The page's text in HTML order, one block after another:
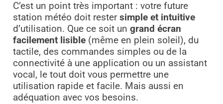
C’est un point très important : votre future
station météo doit restersimple et intuitive
d’utilisation. Que ce soit un grand écran
facilement lisible (même en plein soleil), du
tactile, des commandes simples ou de la
connectivité à une application ou un assistant
vocal, le tout doit vous permettre une
utilisation rapide et facile. Mais aussi en
adéquation avec vos besoins.